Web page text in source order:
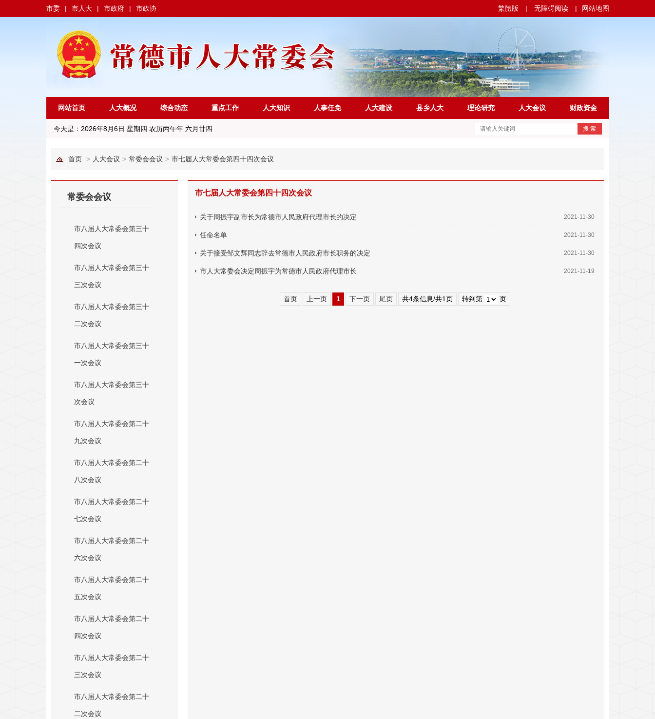
市委 | 市人大 | 市政府 | 市政协 繁體版 | 无障碍阅读 | 网站地图
网站首页 人大概况 综合动态 重点工作 人大知识 人事任免 人大建设 县乡人大 理论研究 人大会议 财政资金
搜 索
今天是： 2026年8月6日 星期四 农历丙午年 六月廿四
首页 > 人大会议 > 常委会会议 > 市七届人大常委会第四十四次会议
常委会会议
市八届人大常委会第三十
四次会议
市八届人大常委会第三十
三次会议
市八届人大常委会第三十
二次会议
市八届人大常委会第三十
一次会议
市八届人大常委会第三十
次会议
市八届人大常委会第二十
九次会议
市八届人大常委会第二十
八次会议
市八届人大常委会第二十
七次会议
市八届人大常委会第二十
六次会议
市八届人大常委会第二十
五次会议
市八届人大常委会第二十
四次会议
市八届人大常委会第二十
三次会议
市八届人大常委会第二十
二次会议
市七届人大常委会第四十四次会议
2021-11-30
关于周振宇副市长为常德市人民政府代理市长的决定
2021-11-30
任命名单
2021-11-30
关于接受邹文辉同志辞去常德市人民政府市长职务的决定
2021-11-19
市人大常委会决定周振宇为常德市人民政府代理市长
首页 上一页 1 下一页 尾页 共4条信息/共1页 转到第 页